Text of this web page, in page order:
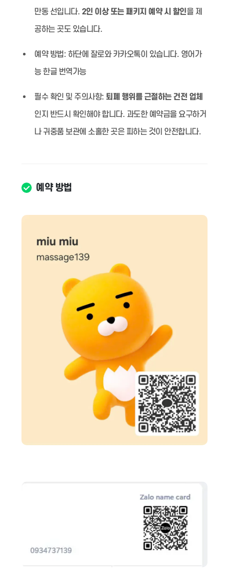
만동 선입니다. 2인 이상 또는 패키지 예약 시 할인을 제
공하는 곳도 있습니다.
예약 방법: 하단에 잘로와 카카오톡이 있습니다. 영어가
능 한글 번역가능
필수 확인 및 주의사항: 퇴폐 행위를 근절하는 건전 업체
인지 반드시 확인해야 합니다. 과도한 예약금을 요구하거
나 귀중품 보관에 소홀한 곳은 피하는 것이 안전합니다.
예약 방법